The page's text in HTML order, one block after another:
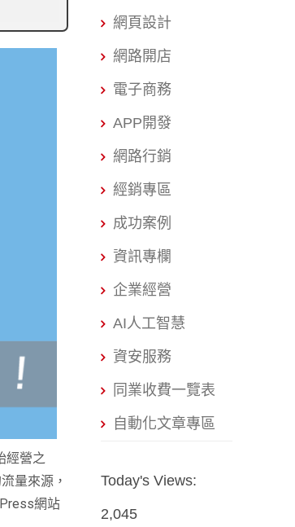
經營之
量來源，
網站
網頁設計
網路開店
電子商務
APP開發
網路行銷
經銷專區
成功案例
資訊專欄
企業經營
AI人工智慧
資安服務
同業收費一覽表
自動化文章專區
Today's Views:
2,045